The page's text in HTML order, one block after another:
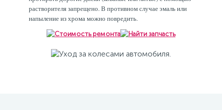
растворителя запрещено. В противном случае эмаль или
напыление из хрома можно повредить.